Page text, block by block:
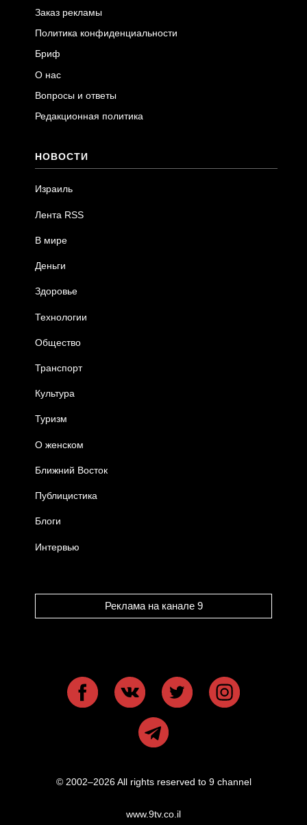
Заказ рекламы
Политика конфиденциальности
Бриф
О нас
Вопросы и ответы
Редакционная политика
НОВОСТИ
Израиль
Лента RSS
В мире
Деньги
Здоровье
Технологии
Общество
Транспорт
Культура
Туризм
О женском
Ближний Восток
Публицистика
Блоги
Интервью
Реклама на канале 9
© 2002–2026 All rights reserved to 9 channel
www.9tv.co.il